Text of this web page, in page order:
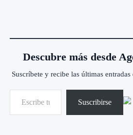
Descubre más desde
Suscríbete y recibe las últimas
Escribe tu correo electrónico…
Suscribirse